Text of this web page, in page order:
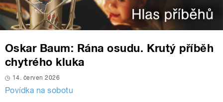
Oskar Baum: Rána osudu. Krutý příběh
chytrého kluka
14. červen 2026
Povídka na sobotu